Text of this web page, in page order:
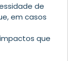
de
em casos
que